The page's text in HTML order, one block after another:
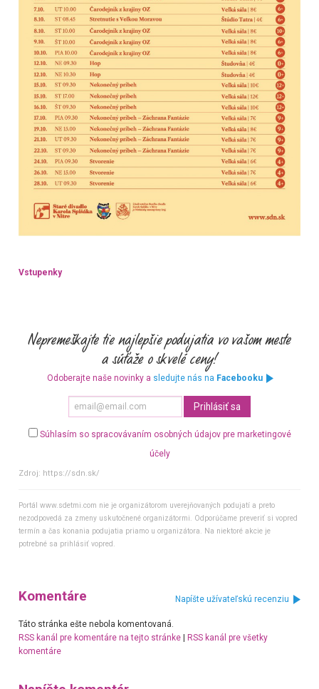
Vstupenky
Odoberajte naše novinky a sledujte nás na Facebooku
Súhlasím so spracovávaním osobných údajov pre marketingové
účely
Zdroj: https://sdn.sk/
Portál www.sdetmi.com nie je organizátorom uverejňovaných podujatí a preto
nezodpovedá za zmeny uskutočnené organizátormi. Odporúčame preveriť si vopred
termín a čas konania podujatia priamo u organizátora. Na niektoré akcie je
potrebné sa prihlásiť vopred.
Komentáre Napíšte užívateľskú recenziu
Táto stránka ešte nebola komentovaná.
RSS kanál pre komentáre na tejto stránke|
RSS kanál pre všetky
komentáre